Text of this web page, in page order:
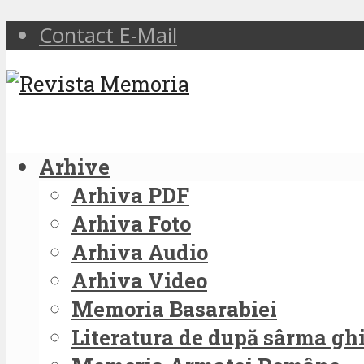
Contact E-Mail
Arhive
Arhiva PDF
Arhiva Foto
Arhiva Audio
Arhiva Video
Memoria Basarabiei
Literatura de după sârma